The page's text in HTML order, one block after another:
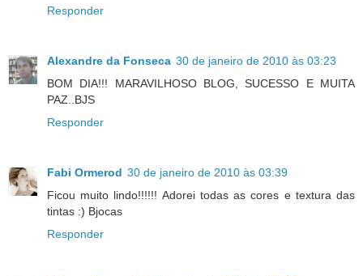
Responder
Alexandre da Fonseca 30 de janeiro de 2010 às 03:23
BOM DIA!!! MARAVILHOSO BLOG, SUCESSO E MUITA
PAZ..BJS
Responder
Fabi Ormerod 30 de janeiro de 2010 às 03:39
Ficou muito lindo!!!!!! Adorei todas as cores e textura das
tintas :) Bjocas
Responder